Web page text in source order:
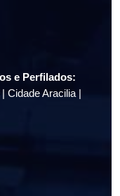
e Perfilados:
Cidade Aracilia |